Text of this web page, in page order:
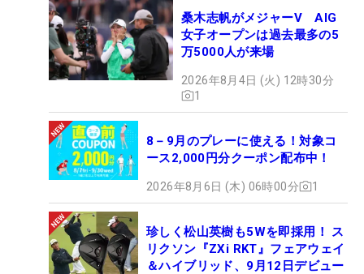
桑木志帆がメジャーV AIG
女子オープンは過去最多の5
万5000人が来場
2026年8月4日 (火) 12時30分
1
8－9月のプレーに使える！対象コ
ース2,000円分クーポン配布中！
2026年8月6日 (木) 06時00分 1
珍しく松山英樹も5Wを即採用！ ス
リクソン『ZXi RKT』フェアウェイ
＆ハイブリッド、9月12日デビュー